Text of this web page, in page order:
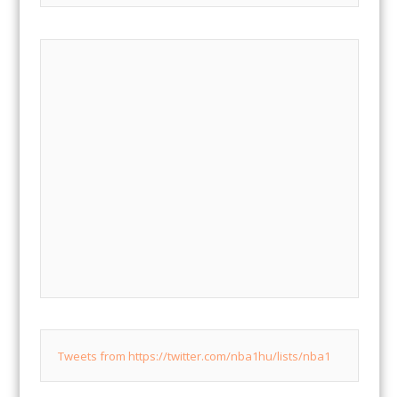
Tweets from https://twitter.com/nba1hu/lists/nba1